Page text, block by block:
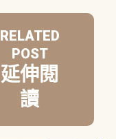
RELATED
POST
延伸閱
讀